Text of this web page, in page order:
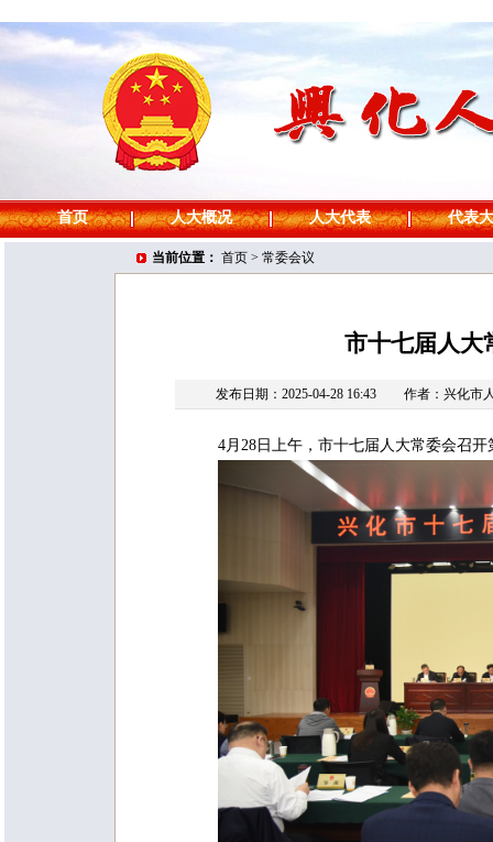
首页 人大概况 人大代表 代表
当前位置： 首页 > 常委会议
市十七届人大
发布日期：2025-04-28 16:43 作者：兴化市
4月28日上午，市十七届人大常委会召